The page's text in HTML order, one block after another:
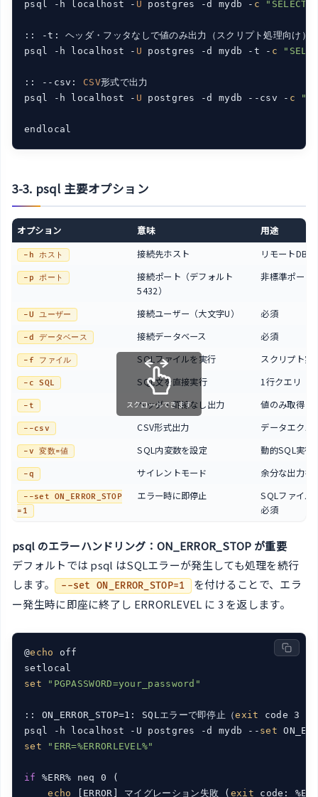
psql -h localhost - U postgres -d mydb - c "SELECT
:: -t: ヘッダ・フッタなしで値のみ出力（スクリプト処理向け）
psql -h localhost - U postgres -d mydb -t - c
:: --csv: CSV形式で出力
psql -h localhost - U postgres -d mydb --csv - c
3-3. psql 主要オプション
オプション 意味 用途
-h ホスト 接続先ホスト リモートDB
-p ポート
接続ポート（デフォルト
5432）
非標準ポート
-U ユーザー 接続ユーザー（大文字U） 必須
-d データベース 接続データベース 必須
-f ファイル SQLファイルを実行 スクリプト実
-c SQL SQL文を直接実行 1行クエリ
-t ヘッダ・罫線なし出力 値のみ取得
--csv CSV形式出力 データエクス
-v 変数=値 SQL内変数を設定 動的SQL実行
-q サイレントモード 余分な出力を
--set ON_ERROR_STOP
=1
エラー時に即停止
SQLファイル
必須
スクロールできます
psql のエラーハンドリング：ON_ERROR_STOP が重要
デフォルトでは psql はSQLエラーが発生しても処理を続行
します。
--set ON_ERROR_STOP=1 を付けることで、エラ
ー発生時に即座に終了し ERRORLEVEL に 3 を返します。
@echo
off
set
"PGPASSWORD=your_password"
:: ON_ERROR_STOP=1: SQLエラーで即停止（exit
code 3 が
psql -h localhost -U postgres -d mydb -- set
set
"ERR=%ERRORLEVEL%"
if
%ERR% neq 0 (
echo [ERROR] マイグレーション失敗 ( exit code: